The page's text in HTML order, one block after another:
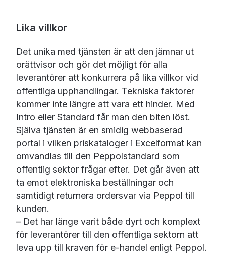
Lika villkor
Det unika med tjänsten är att den jämnar ut
orättvisor och gör det möjligt för alla
leverantörer att konkurrera på lika villkor vid
offentliga upphandlingar. Tekniska faktorer
kommer inte längre att vara ett hinder. Med
Intro eller Standard får man den biten löst.
Själva tjänsten är en smidig webbaserad
portal i vilken priskataloger i Excelformat kan
omvandlas till den Peppolstandard som
offentlig sektor frågar efter. Det går även att
ta emot elektroniska beställningar och
samtidigt returnera ordersvar via Peppol till
kunden.
– Det har länge varit både dyrt och komplext
för leverantörer till den offentliga sektorn att
leva upp till kraven för e-handel enligt Peppol.